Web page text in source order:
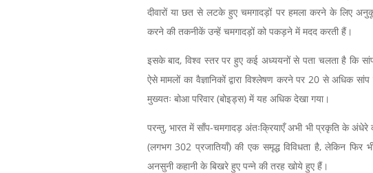
दीवारों या छत से लटके हुए चमगादड़ों पर हमला करने के लिए
करने की तकनीकें उन्हें चमगादड़ों को पकड़ने में मदद करती हैं।
इसके बाद, विश्व स्तर पर हुए कई अध्ययनों से पता चलता है कि सांपों
ऐसे मामलों का वैज्ञानिकों द्वारा विश्लेषण करने पर 20 से अधिक
मुख्यतः बोआ परिवार (बोइड्स) में यह अधिक देखा गया।
परन्तु, भारत में साँप-चमगादड़ अंतःक्रियाएँ अभी भी प्रकृति के अंधेरे
(लगभग 302 प्रजातियाँ) की एक समृद्ध विविधता है, लेकिन फिर
अनसुनी कहानी के बिखरे हुए पन्ने की तरह खोये हुए हैं।